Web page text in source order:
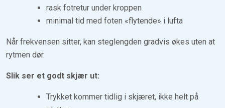
rask fotretur under kroppen
minimal tid med foten «flytende» i lufta
Når frekvensen sitter, kan steglengden gradvis økes uten at
rytmen dør.
Slik ser et godt skjær ut:
Trykket kommer tidlig i skjæret, ikke helt på